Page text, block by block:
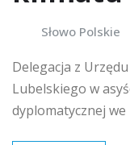
Słowo Polskie
Delegacja z
Lubelskiego w
dyplomatycznej we